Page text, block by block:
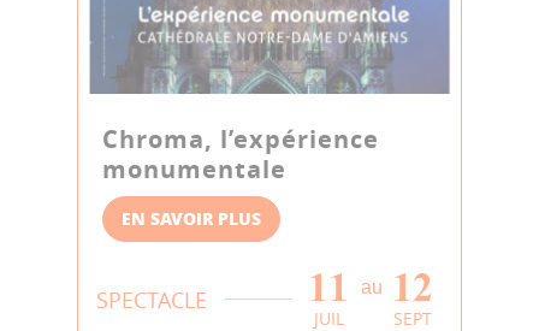
Chroma, l’expérience
monumentale
EN SAVOIR PLUS
SPECTACLE 11
JUIL
au 12
SEPT